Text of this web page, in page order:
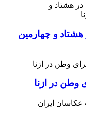
هشتاد و چهارمین
وطن در ازنا